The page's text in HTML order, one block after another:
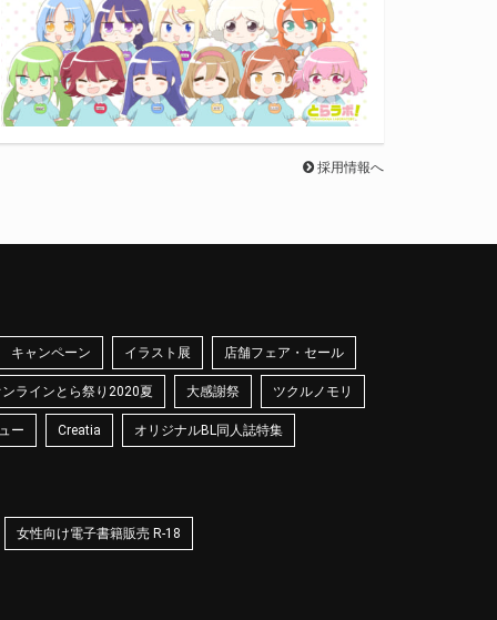
採用情報へ
キャンペーン イラスト展 店舗フェア・セール
ラインとら祭り2020夏 大感謝祭 ツクルノモリ
ー Creatia オリジナルBL同人誌特集
女性向け電子書籍販売 R-18